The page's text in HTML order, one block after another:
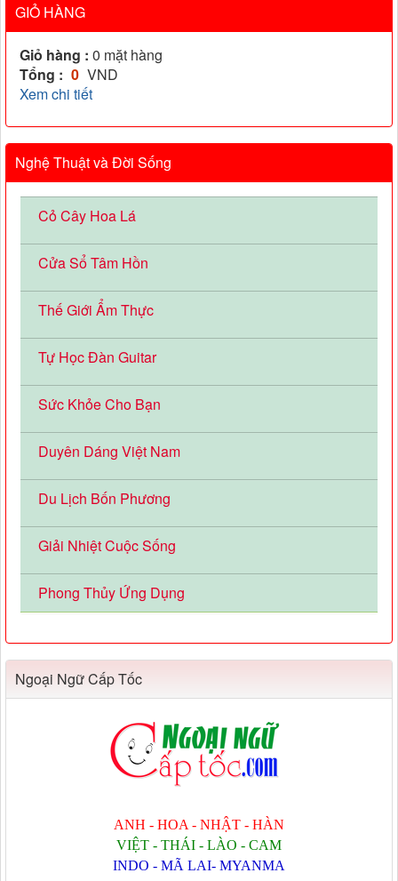
GIỎ HÀNG
Giỏ hàng : 0 mặt hàng
Tổng : 0 VND
Xem chi tiết
Nghệ Thuật và Đời Sống
Cỏ Cây Hoa Lá
Cửa Sổ Tâm Hồn
Thế Giới Ẩm Thực
Tự Học Đàn Guitar
Sức Khỏe Cho Bạn
Duyên Dáng Việt Nam
Du Lịch Bốn Phương
Giải Nhiệt Cuộc Sống
Phong Thủy Ứng Dụng
Ngoại Ngữ Cấp Tốc
ANH - HOA - NHẬT - HÀN
VIỆT - THÁI - LÀO - CAM
INDO - MÃ LAI- MYANMA